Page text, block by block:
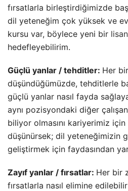
fırsatlarla birleştirdiğimizde
dil yeteneğim çok yüksek ve
kursu var, böylece yeni bir
hedefleyebilirim.
Güçlü yanlar / tehditler: Her
düşündüğümüzde, tehditlerle
güçlü yanlar nasıl fayda
aynı pozisyondaki diğer
biliyor olmasını kariyerimiz
düşünürsek; dil yeteneğimizin
geliştirmek için faydasından
Zayıf yanlar / fırsatlar: Her bir
fırsatlarla nasıl elimine